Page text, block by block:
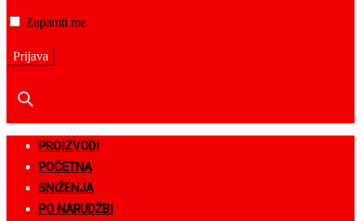
Zapamti me
PROIZVODI
POČETNA
SNIŽENJA
PO NARUDŽBI